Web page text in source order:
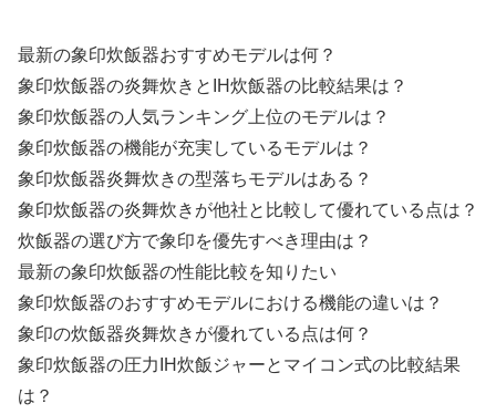
最新の象印炊飯器おすすめモデルは何？
象印炊飯器の炎舞炊きとIH炊飯器の比較結果は？
象印炊飯器の人気ランキング上位のモデルは？
象印炊飯器の機能が充実しているモデルは？
象印炊飯器炎舞炊きの型落ちモデルはある？
象印炊飯器の炎舞炊きが他社と比較して優れている点は？
炊飯器の選び方で象印を優先すべき理由は？
最新の象印炊飯器の性能比較を知りたい
象印炊飯器のおすすめモデルにおける機能の違いは？
象印の炊飯器炎舞炊きが優れている点は何？
象印炊飯器の圧力IH炊飯ジャーとマイコン式の比較結果
は？